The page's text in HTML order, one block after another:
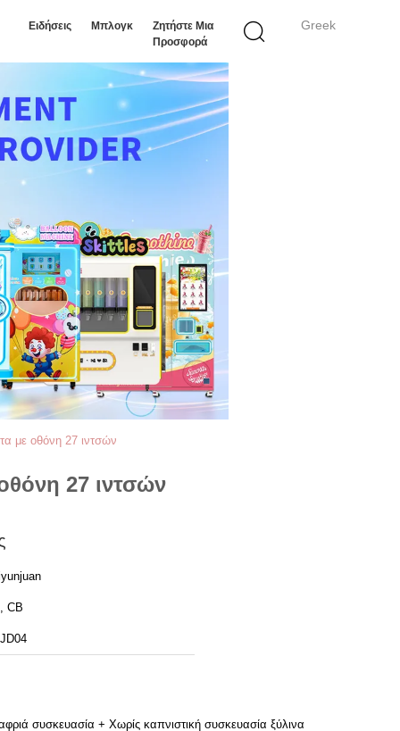
Greek
Ειδήσεις Μπλογκ
Ζητήστε Μια
Προσφορά
με οθόνη 27 ιντσών
27 ιντσών
CB
συσκευασία + Χωρίς καπνιστική συσκευασία ξύλινα